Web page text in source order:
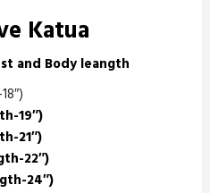
Katua
and Body leangth
19″)
21″)
22″)
24″)